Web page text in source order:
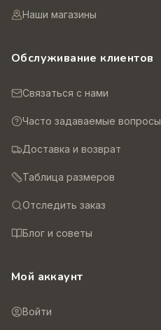
Наши магазины
Обслуживание клиентов
Связаться с нами
Часто задаваемые вопросы
Доставка и возврат
Таблица размеров
Отследить заказ
Блог и советы
Мой аккаунт
Войти